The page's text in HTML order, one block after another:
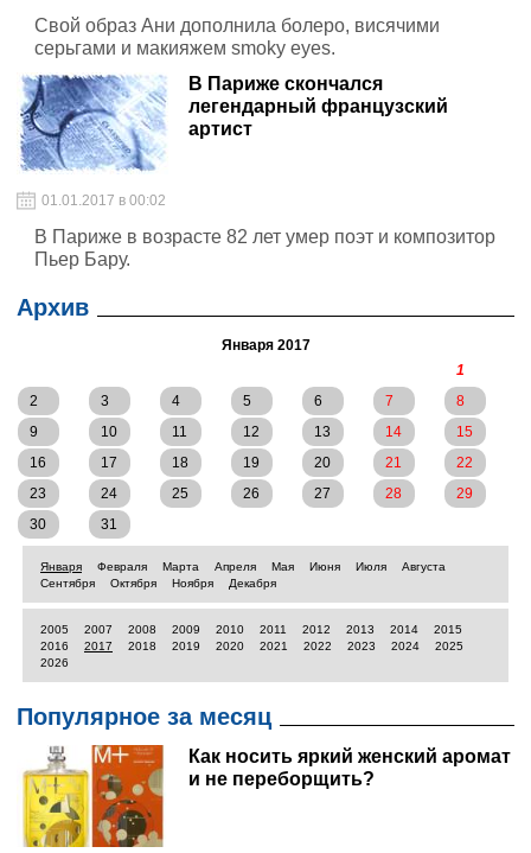
Свой образ Ани дополнила болеро, висячими
серьгами и макияжем smoky eyes.
В Париже скончался
легендарный французский
артист
01.01.2017 в 00:02
В Париже в возрасте 82 лет умер поэт и композитор
Пьер Бару.
Архив
Января 2017
1
2
3 4 5 6 7
8
9
10 11 12 13 14
15
16
17 18 19 20 21
22
23
24 25 26 27 28
29
30
31
Января Февраля Марта Апреля Мая Июня Июля
Августа
Сентября
Октября Ноября Декабря
2005 2007 2008 2009 2010 2011 2012 2013 2014
2015
2016
2017 2018 2019 2020 2021 2022 2023 2024
2025
2026
Популярное за месяц
Как носить яркий женский аромат
и не переборщить?